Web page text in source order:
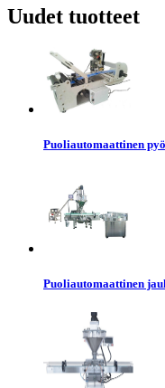
Uudet tuotteet
Puoliautomaattinen
Puoliautomaattinen